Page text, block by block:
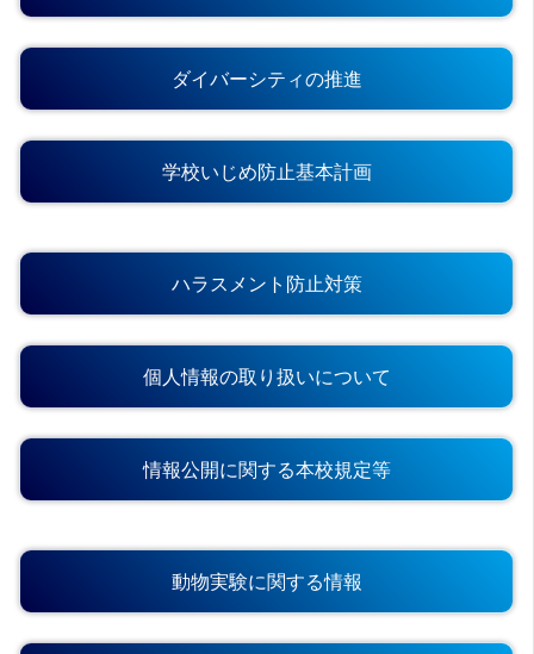
ダイバーシティの推進
学校いじめ防止基本計画
ハラスメント防止対策
個人情報の取り扱いについて
情報公開に関する本校規定等
動物実験に関する情報